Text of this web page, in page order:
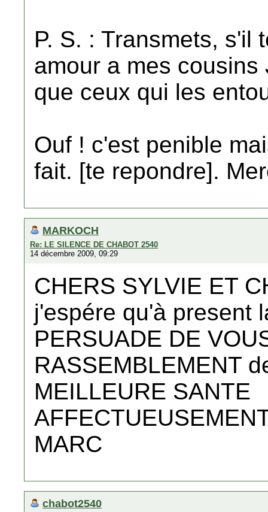
P. S. : Transmets, s'il
amour a mes
que ceux qui les
Ouf ! c'est penible
fait. [te repondre].
MARKOCH
Re: LE SILENCE DE CHABOT 2540
14 décembre 2009, 09:29
CHERS SYLVIE ET
j'espére qu'à present
PERSUADE DE
RASSEMBLEMENT
MEILLEURE SANTE
MARC
chabot2540